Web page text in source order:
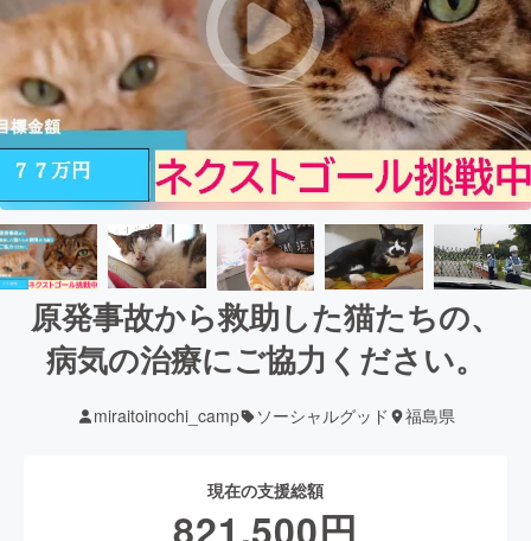
原発事故から救助した猫たちの、
病気の治療にご協力ください。
miraitoinochi_camp ソーシャルグッド 福島県
現在の支援総額